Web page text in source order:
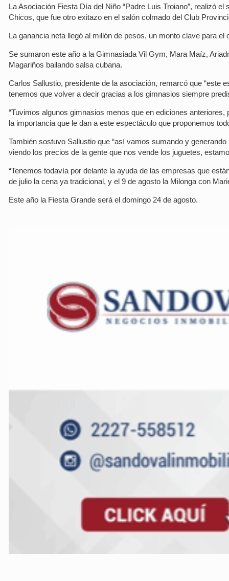
La Asociación Fiesta Día del Niño “Padre Luis Troiano”, realizó
Chicos, que fue otro exitazo en el salón colmado del Club
La ganancia neta llegó al millón de pesos, un monto clave para
Se sumaron este año a la Gimnasiada Vil Gym, Mara Maíz,
Magariños bailando salsa cubana.
Carlos Sallustio, presidente de la asociación, remarcó que “este
tenemos que volver a decir gracias a los gimnasios siempre
“Tuvimos algunos gimnasios menos que en ediciones
la importancia que le dan a este espectáculo que proponemos
También sostuvo Sallustio que “así vamos sumando y
viendo los precios de la gente que nos vende los juguetes,
“Tenemos todavía por delante la ayuda de las empresas que
de julio la cena ya tradicional, y el 9 de agosto la Milonga con
Este año la Fiesta Grande será el domingo 24 de agosto.